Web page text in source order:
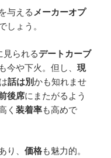
を与える メーカーオプ
しょう。
見られるデートカーブ
も今や下火。但し、 現
話は別かも知れませ
後席にまたがるよう
く 装着率も高めで
り、 価格も魅力的。